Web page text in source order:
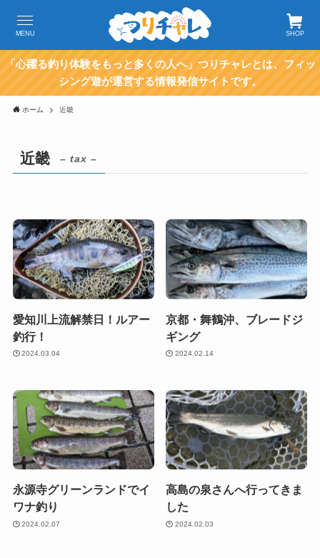
SHOP
MENU
「心躍る釣り体験をもっと多くの人へ」つりチャレとは、フィッ
シング遊が運営する情報発信サイトです。
ホーム 近畿
近畿 – tax –
愛知川上流解禁日！ルアー
釣行！
2024.03.04
京都・舞鶴沖、ブレードジ
ギング
2024.02.14
永源寺グリーンランドでイ
ワナ釣り
2024.02.07
高島の泉さんへ行ってきま
した
2024.02.03